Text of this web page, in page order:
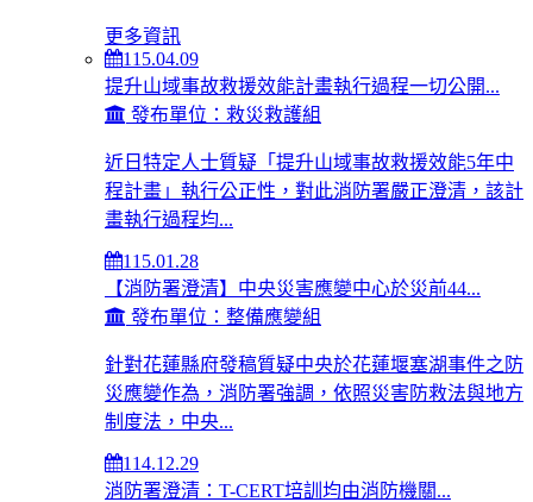
更多資訊
115.04.09
提升山域事故救援效能計畫執行過程一切公開...
發布單位：救災救護組
近日特定人士質疑「提升山域事故救援效能5年中
程計畫」執行公正性，對此消防署嚴正澄清，該計
畫執行過程均...
115.01.28
【消防署澄清】中央災害應變中心於災前44...
發布單位：整備應變組
針對花蓮縣府發稿質疑中央於花蓮堰塞湖事件之防
災應變作為，消防署強調，依照災害防救法與地方
制度法，中央...
114.12.29
消防署澄清：T-CERT培訓均由消防機關...